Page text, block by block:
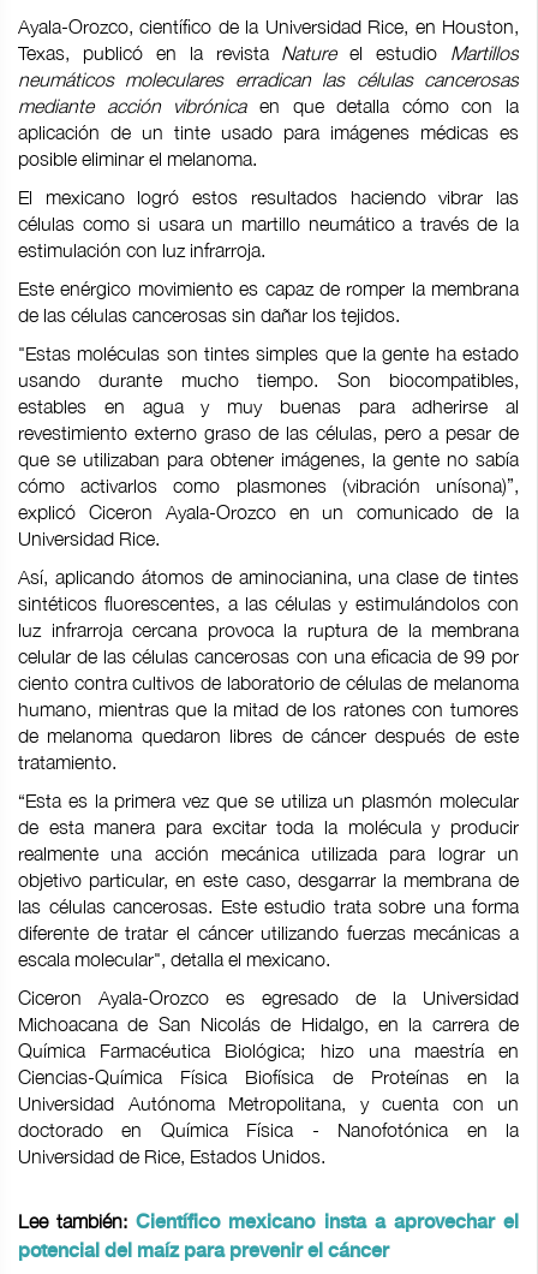
Ayala-Orozco, científico de la Universidad Rice, en Houston,
Texas, publicó en la revista Natureel estudio Martillos
neumáticos moleculares erradican las células cancerosas
mediante acción vibrónicaen que detalla cómo con la
aplicación de un tinte usado para imágenes médicas es
posible eliminar el melanoma.
El mexicano logró estos resultados haciendo vibrar las
células como si usara un martillo neumático a través de la
estimulación con luz infrarroja.
Este enérgico movimiento es capaz de romper la membrana
de las células cancerosas sin dañar los tejidos.
"Estas moléculas son tintes simples que la gente ha estado
usando durante mucho tiempo. Son biocompatibles,
estables en agua y muy buenas para adherirse al
revestimiento externo graso de las células, pero a pesar de
que se utilizaban para obtener imágenes, la gente no sabía
cómo activarlos como plasmones (vibración unísona)”,
explicó Ciceron Ayala-Orozco en un comunicado de la
Universidad Rice.
Así, aplicando átomos de aminocianina, una clase de tintes
sintéticos fluorescentes, a las células y estimulándolos con
luz infrarroja cercana provoca la ruptura de la membrana
celular de las células cancerosas con una eficacia de 99 por
ciento contra cultivos de laboratorio de células de melanoma
humano, mientras que la mitad de los ratones con tumores
de melanoma quedaron libres de cáncer después de este
tratamiento.
“Esta es la primera vez que se utiliza un plasmón molecular
de esta manera para excitar toda la molécula y producir
realmente una acción mecánica utilizada para lograr un
objetivo particular, en este caso, desgarrar la membrana de
las células cancerosas. Este estudio trata sobre una forma
diferente de tratar el cáncer utilizando fuerzas mecánicas a
escala molecular", detalla el mexicano.
Ciceron Ayala-Orozco es egresado de la Universidad
Michoacana de San Nicolás de Hidalgo, en la carrera de
Química Farmacéutica Biológica; hizo una maestría en
Ciencias-Química Física Biofísica de Proteínas en la
Universidad Autónoma Metropolitana, y cuenta con un
doctorado en Química Física - Nanofotónica en la
Universidad de Rice, Estados Unidos.
Lee también:Científico mexicano insta a aprovechar el
potencial del maíz para prevenir el cáncer